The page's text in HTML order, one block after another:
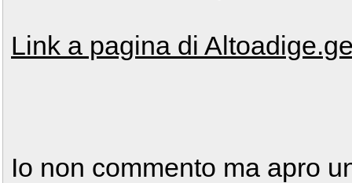
Link a pagina di
Io non commento ma apro